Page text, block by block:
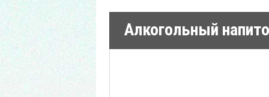
Алкогольный